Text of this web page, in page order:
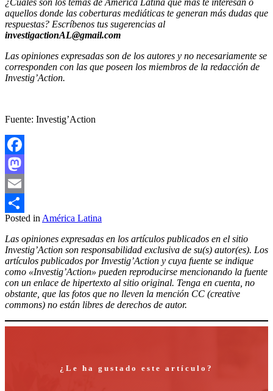
¿Cuáles son los temas de América Latina que más te interesan o
aquellos donde las coberturas mediáticas te generan más dudas que
respuestas? Escríbenos tus sugerencias al
investigactionAL@gmail.com
Las opiniones expresadas son de los autores y no necesariamente se
corresponden con las que poseen los miembros de la redacción de
Investig’Action.
Fuente: Investig’Action
Facebook
Mastodon
Email
Compartir
Posted in América Latina
Las opiniones expresadas en los artículos publicados en el sitio
Investig’Action son responsabilidad exclusiva de su(s) autor(es). Los
artículos publicados por Investig’Action y cuya fuente se indique
como «Investig’Action» pueden reproducirse mencionando la fuente
con un enlace de hipertexto al sitio original. Tenga en cuenta, no
obstante, que las fotos que no lleven la mención CC (creative
commons) no están libres de derechos de autor.
¿Le ha gustado este artículo?